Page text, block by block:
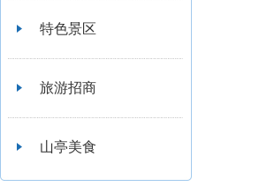
特色景区
旅游招商
山亭美食